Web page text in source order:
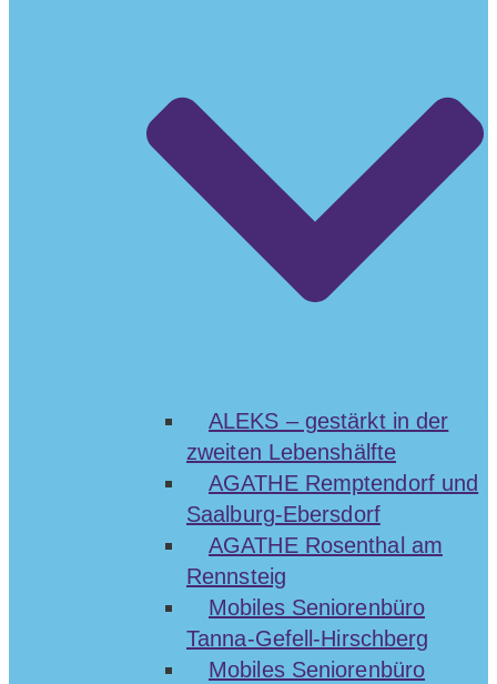
ALEKS – gestärkt in der
zweiten Lebenshälfte
AGATHE Remptendorf und
Saalburg-Ebersdorf
AGATHE Rosenthal am
Rennsteig
Mobiles Seniorenbüro
Tanna-Gefell-Hirschberg
Mobiles Seniorenbüro